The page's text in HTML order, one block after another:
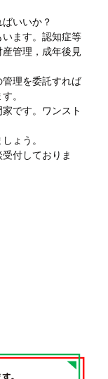
いいか？
ます。認知症等
管理，成年後見
理を委託すれば
。
です。ワンスト
ょう。
付しておりま